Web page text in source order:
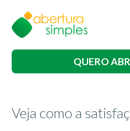
QUERO
Veja como a